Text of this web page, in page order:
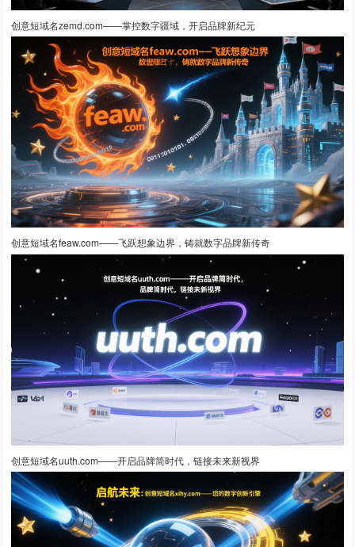
创意短域名zemd.com——掌控数字疆域，开启品牌新纪元
创意短域名feaw.com——飞跃想象边界，铸就数字品牌新传奇
创意短域名uuth.com——开启品牌简时代，链接未来新视界